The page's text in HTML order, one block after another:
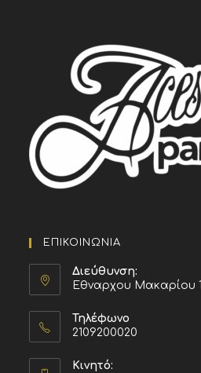
ΕΠΙΚΟΙΝΩΝΙΑ
Διεύθυνση:
Εθναρχου Μακαρίου
Τηλέφωνο
2109200020
Κινητό: